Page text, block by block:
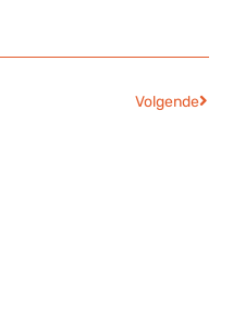
Volgende